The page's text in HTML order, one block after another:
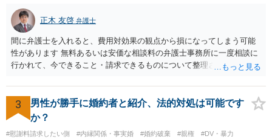
正木 友啓 弁護士
間に弁護士を入れると、費用対効果の観点から損になってしまう可能
性があります 無料あるいは安価な相談料の弁護士事務所に一度相談に
行かれて、今できること・請求できるものについて整理されるのがよ
3
男性が勝手に婚約者と紹介、法的対処は可能です
か？
#慰謝料請求したい側 #内縁関係・事実婚 #婚約破棄 #親権 #DV・暴力